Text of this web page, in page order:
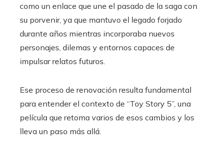
como un enlace que une el pasado de la saga con
su porvenir, ya que mantuvo el legado forjado
durante años mientras incorporaba nuevos
personajes, dilemas y entornos capaces de
impulsar relatos futuros.
Ese proceso de renovación resulta fundamental
para entender el contexto de “Toy Story 5”, una
película que retoma varios de esos cambios y los
lleva un paso más allá.